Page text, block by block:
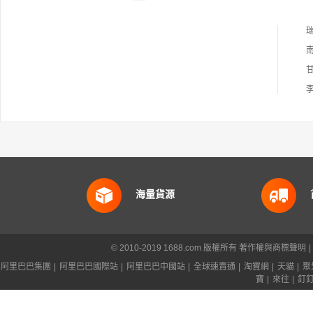
海量貨源
© 2010-2019 1688.com 版權所有 著作權與商標聲明
阿里巴巴集團
阿里巴巴國際站 阿里巴巴中國站 全球速賣通 淘寶網 天貓
聚
寶
來往 釘